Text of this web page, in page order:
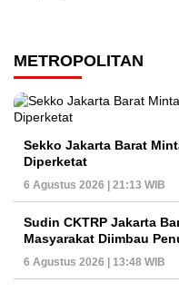
METROPOLITAN
Sekko Jakarta Barat
Diperketat
6 Agustus 2026 | 21:13 WIB
Sudin CKTRP Jakarta
Masyarakat Diimbau
6 Agustus 2026 | 13:48 WIB